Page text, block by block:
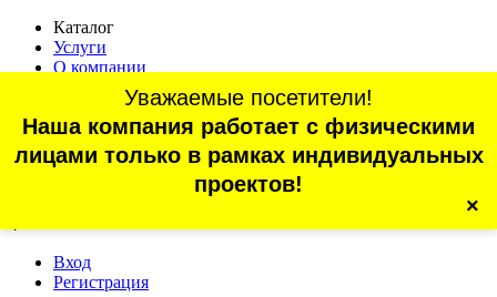
Каталог
Услуги
О компании
Статьи
Контакты
Отзывы
г. Санкт-Петербург, проспект Обуховской Обороны, 70, корп.
Вход
Регистрация
Уважаемые посетители!
Наша компания работает с физическими
лицами только в рамках индивидуальных
проектов!
×